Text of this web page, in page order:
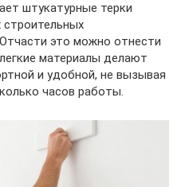
штукатурные терки
это можно отнести
материалы делают
и удобной, не вызывая
часов работы.